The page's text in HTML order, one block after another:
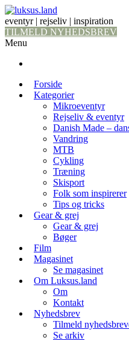
eventyr | rejseliv | inspiration
TILMELD NYHEDSBREV
Menu
Forside
Kategorier
Mikroeventyr
Rejseliv & eventyr
Danish Made –
Vandring
MTB
Cykling
Træning
Skisport
Folk som inspirerer
Tips og tricks
Gear & grej
Gear & grej
Bøger
Film
Magasinet
Se magasinet
Om Luksus.land
Om
Kontakt
Nyhedsbrev
Tilmeld
Se arkiv